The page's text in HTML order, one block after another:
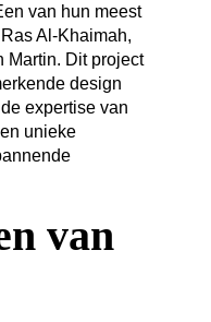
van hun meest
Al-Khaimah,
Martin. Dit project
design
expertise van
unieke
van